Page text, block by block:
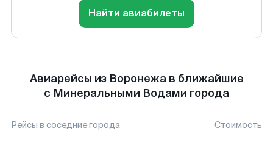
Найти авиабилеты
Авиарейсы из Воронежа в ближайшие
с Минеральными Водами города
Рейсы в соседние города Стоимость